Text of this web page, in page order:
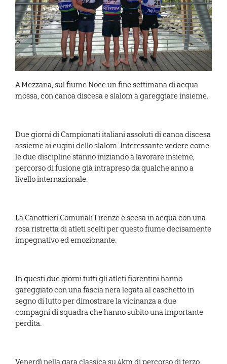
A Mezzana, sul fiume Noce un fine settimana di acqua
mossa, con canoa discesa e slalom a gareggiare insieme.
Due giorni di Campionati italiani assoluti di canoa discesa
assieme ai cugini dello slalom. Interessante vedere come
le due discipline stanno iniziando a lavorare insieme,
percorso di fusione già intrapreso da qualche anno a
livello internazionale.
La Canottieri Comunali Firenze è scesa in acqua con una
rosa ristretta di atleti scelti per questo fiume decisamente
impegnativo ed emozionante.
In questi due giorni tutti gli atleti fiorentini hanno
gareggiato con una fascia nera legata al caschetto in
segno di lutto per dimostrare la vicinanza a due
compagni di squadra che hanno subito una importante
perdita.
Venerdì nella gara classica su 4km di percorso di terzo